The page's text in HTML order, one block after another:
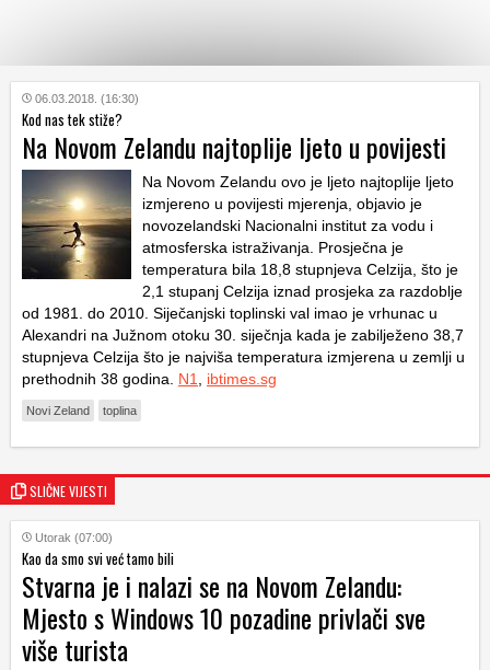
KATEGORIJE
HRVATSKI
WEB
06.03.2018. (16:30)
Kod nas tek stiže?
Na Novom Zelandu najtoplije ljeto u povijesti
Na Novom Zelandu ovo je ljeto najtoplije ljeto
izmjereno u povijesti mjerenja, objavio je
novozelandski Nacionalni institut za vodu i
atmosferska istraživanja. Prosječna je
temperatura bila 18,8 stupnjeva Celzija, što je
2,1 stupanj Celzija iznad prosjeka za razdoblje
od 1981. do 2010. Siječanjski toplinski val imao je vrhunac u
Alexandri na Južnom otoku 30. siječnja kada je zabilježeno 38,7
stupnjeva Celzija što je najviša temperatura izmjerena u zemlji u
prethodnih 38 godina. N1 ibtimes.sg
Novi Zeland toplina
SLIČNE VIJESTI
Utorak (07:00)
Kao da smo svi već tamo bili
Stvarna je i nalazi se na Novom Zelandu:
Mjesto s Windows 10 pozadine privlači sve
više turista